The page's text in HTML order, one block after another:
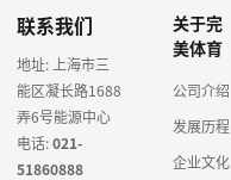
联系我们
地址: 上海市三
能区凝长路1688
弄6号能源中心
电话:021-
51860888
关于完
美体育
公司介绍
发展历程
企业文化